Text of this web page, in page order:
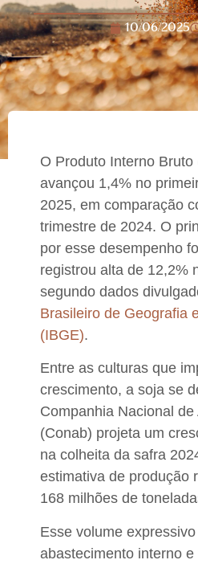
10/06/2025
O Produto Interno Bruto
avançou 1,4% no
2025, em comparação
trimestre de 2024. O
por esse desempenho
registrou alta de 12,2%
segundo dados
Brasileiro de Geografia
(IBGE).
Entre as culturas que
crescimento, a soja se
Companhia Nacional
(Conab) projeta um
na colheita da safra
estimativa de produção
168 milhões de
Esse volume
abastecimento interno